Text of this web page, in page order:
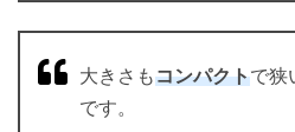
大きさもコンパクトで狭
です。